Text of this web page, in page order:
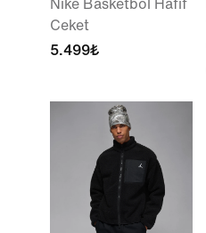
Nike Basketbol Hafif
Ceket
5.499₺